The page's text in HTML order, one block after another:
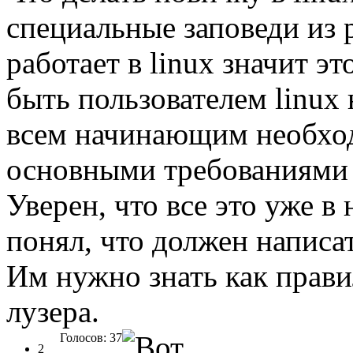
специальные заповеди из
работает в linux значит
быть пользователем
всем начинающим
основными требованиями
Уверен, что все это уже
понял, что должен
Им нужно знать как
лузера.
2
Голосов: 37